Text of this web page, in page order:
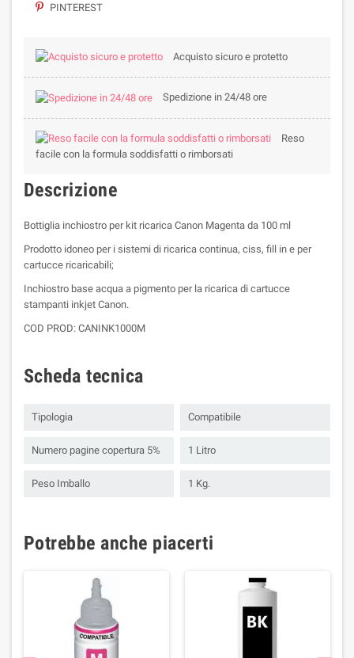
PINTEREST
Acquisto sicuro e protetto
Spedizione in 24/48 ore
Reso
facile con la formula soddisfatti o rimborsati
Descrizione
Bottiglia inchiostro per kit ricarica Canon Magenta da 100 ml
Prodotto idoneo per i sistemi di ricarica continua, ciss, fill in e per
cartucce ricaricabili;
Inchiostro base acqua a pigmento per la ricarica di cartucce
stampanti inkjet Canon.
COD PROD: CANINK1000M
Scheda tecnica
Tipologia Compatibile
Numero pagine copertura 5% 1 Litro
Peso Imballo 1 Kg.
Potrebbe anche piacerti